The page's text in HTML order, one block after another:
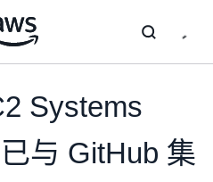
Systems
与 GitHub 集